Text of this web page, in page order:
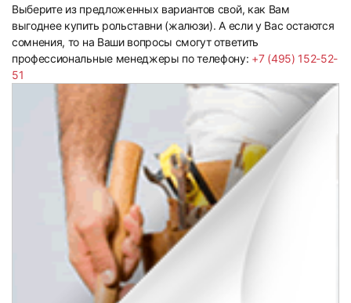
Выберите из предложенных вариантов свой, как Вам
выгоднее купить рольставни (жалюзи). А если у Вас остаются
сомнения, то на Ваши вопросы смогут ответить
профессиональные менеджеры по телефону: +7 (495) 152-52-
51